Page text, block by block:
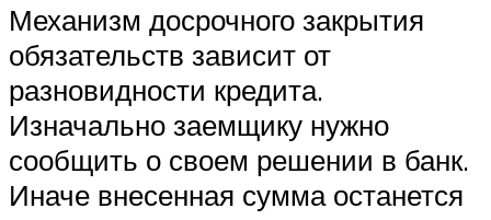
Механизм досрочного закрытия
обязательств зависит от
разновидности кредита.
Изначально заемщику нужно
сообщить о своем решении в банк.
Иначе внесенная сумма останется